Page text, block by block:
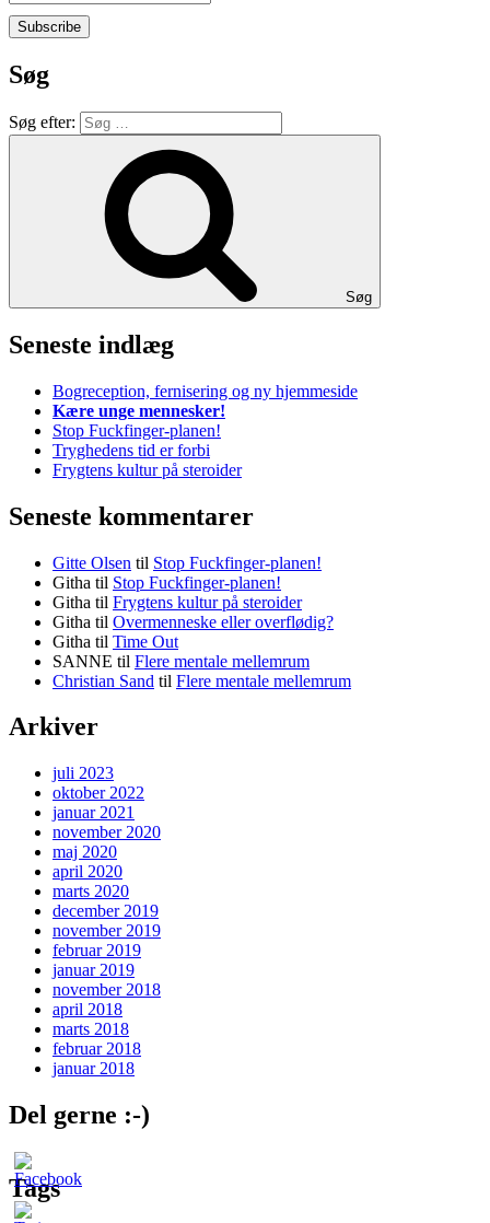
Søg
Søg efter:
Søg
Seneste indlæg
Bogreception, fernisering og ny hjemmeside
Kære unge mennesker!
Stop Fuckfinger-planen!
Tryghedens tid er forbi
Frygtens kultur på steroider
Seneste kommentarer
Gitte Olsen til Stop Fuckfinger-planen!
Githa til Stop Fuckfinger-planen!
Githa til Frygtens kultur på steroider
Githa til Overmenneske eller overflødig?
Githa til Time Out
SANNE til Flere mentale mellemrum
Christian Sand til Flere mentale mellemrum
Arkiver
juli 2023
oktober 2022
januar 2021
november 2020
maj 2020
april 2020
marts 2020
december 2019
november 2019
februar 2019
januar 2019
november 2018
april 2018
marts 2018
februar 2018
januar 2018
Del gerne :-)
Tags